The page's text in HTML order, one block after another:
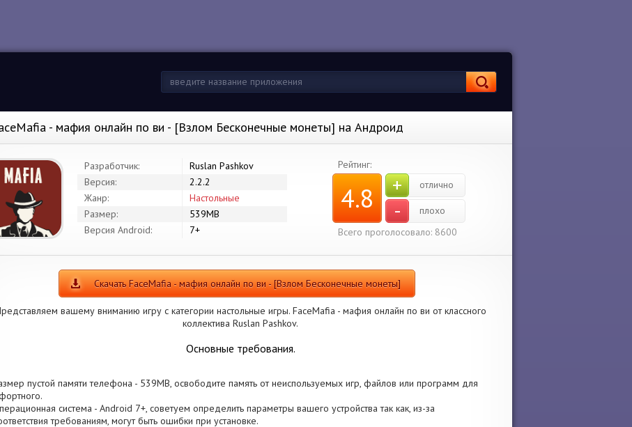
- мафия онлайн по ви - [Взлом Бесконечные монеты] на Андроид
Разработчик:
Ruslan Pashkov
Версия:
2.2.2
Жанр:
Настольные
Размер:
539MB
Версия Android:
7+
Рейтинг:
4.8 + отлично
-
плохо
Всего проголосовало: 8600
Скачать FaceMafia - мафия онлайн по ви - [Взлом Бесконечные монеты]
вашему вниманию игру с категории настольные игры. FaceMafia - мафия онлайн по ви от классного
коллектива Ruslan Pashkov.
Основные требования.
пустой памяти телефона - 539MB, освободите память от неиспользуемых игр, файлов или программ для
система - Android 7+, советуем определить параметры вашего устройства так как, из-за
требованиям, могут быть ошибки при установке.